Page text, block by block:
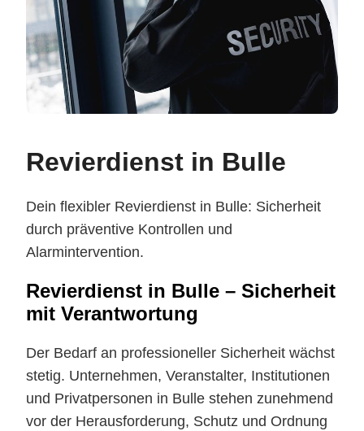
Revierdienst in Bulle
Dein flexibler Revierdienst in Bulle: Sicherheit
durch präventive Kontrollen und
Alarmintervention.
Revierdienst in Bulle – Sicherheit
mit Verantwortung
Der Bedarf an professioneller Sicherheit wächst
stetig. Unternehmen, Veranstalter, Institutionen
und Privatpersonen in Bulle stehen zunehmend
vor der Herausforderung, Schutz und Ordnung